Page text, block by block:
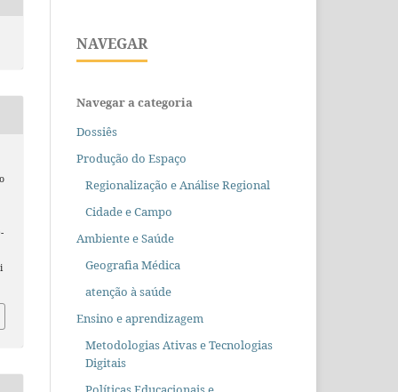
NAVEGAR
Navegar a categoria
Dossiês
Produção do Espaço
Regionalização e Análise Regional
Cidade e Campo
Ambiente e Saúde
Geografia Médica
atenção à saúde
Ensino e aprendizagem
Metodologias Ativas e Tecnologias
Digitais